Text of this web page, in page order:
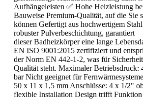
Aufhängeleisten ✅ Hohe Heizleistung
Bauweise Premium-Qualität, auf die Sie
können Gefertigt aus hochwertigem
robuster Pulverbeschichtung, garantiert
dieser Badheizkörper eine lange
EN ISO 9001:2015 zertifiziert und
der Norm EN 442-1-2, was für
Qualität steht. Maximaler Betriebsdruck:
bar Nicht geeignet für
50 x 11 x 1,5 mm Anschlüsse: 4 x 1/2"
flexible Installation Design trifft